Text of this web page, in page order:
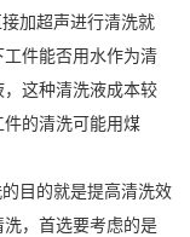
加超声进行清洗就
件能否用水作为清
这种清洗液成本较
的清洗可能用煤
目的就是提高清洗效
，首选要考虑的是